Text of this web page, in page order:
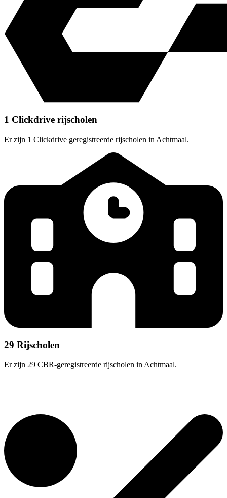
1 Clickdrive rijscholen
Er zijn 1 Clickdrive geregistreerde rijscholen in Achtmaal.
29 Rijscholen
Er zijn 29 CBR-geregistreerde rijscholen in Achtmaal.